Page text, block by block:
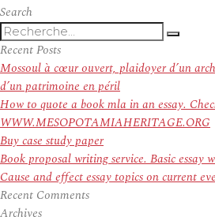
Search
Recherche
pour
:
Recent Posts
Mossoul à cœur ouvert, plaidoyer d’un
d’un patrimoine en péril
How to quote a book mla in an essay.
WWW.MESOPOTAMIAHERITAGE.ORG
Buy case study paper
Book proposal writing service. Basic essay
Cause and effect essay topics on current
Recent Comments
Archives